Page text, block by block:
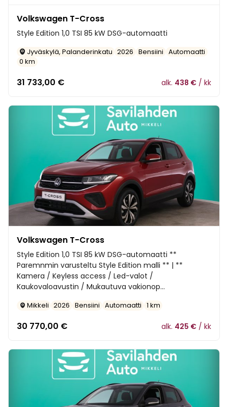
Volkswagen T-Cross
Style Edition 1,0 TSI 85 kW DSG-automaatti
Jyväskylä, Palanderinkatu 2026 Bensiini Automaatti
0 km
31 733,00 € alk. 438 € / kk
Volkswagen T-Cross
Style Edition 1,0 TSI 85 kW DSG-automaatti **
Paremnmin varusteltu Style Edition malli ** | **
Kamera / Keyless access / Led-valot /
Kaukovaloavustin / Mukautuva vakionop...
Mikkeli 2026 Bensiini Automaatti 1 km
30 770,00 € alk. 425 € / kk